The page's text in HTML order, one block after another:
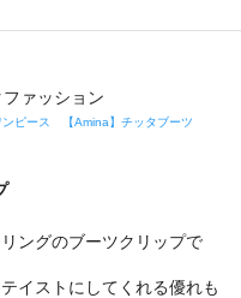
ピース 【Amina】チッタブーツ
ングのブーツクリップで
イストにしてくれる優れも